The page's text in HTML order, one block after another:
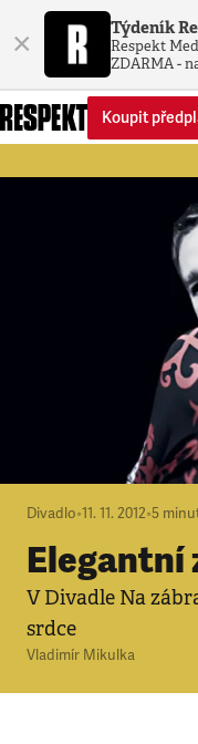
× Týdeník
Respekt
ZDARMA -
Koupit
Divadlo•11. 11. 2012•5
Elegantní
V Divadle Na
srdce
Vladimír Mikulka